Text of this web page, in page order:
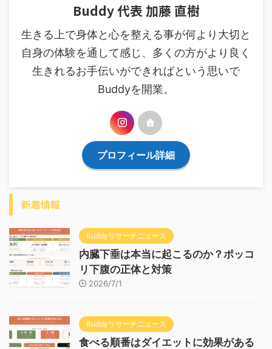
Buddy 代表 加藤 直樹
生きる上で身体と心を整える事が何より大切と
自身の体験を通して感じ、多くの方がより良く
生きれるお手伝いができればという思いで
Buddyを開業。
プロフィール詳細
新着情報
Buddyリサーチニュース
内臓下垂は本当に起こるのか？ポッコ
リ下腹の正体と対策
2026/7/1
Buddyリサーチニュース
食べる順番はダイエットに効果がある